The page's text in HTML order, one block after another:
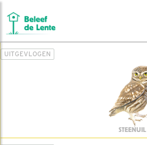
UITGEVLOGEN
STEENUIL